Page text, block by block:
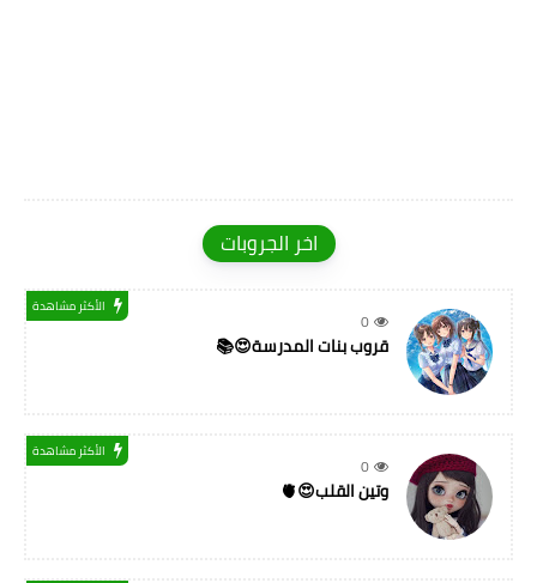
اخر الجروبات
0
الأكثر مشاهدة
قروب بنات المدرسة😍📚
0
الأكثر مشاهدة
وتين القلب😍🫀